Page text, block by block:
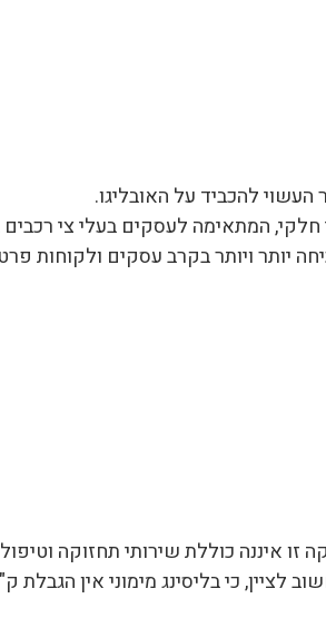
להכביד על האובליגו.
המתאימה לעסקים בעלי צי רכבים
יותר ויותר בקרב עסקים ולקוחות
איננה כוללת שירותי תחזוקה
כי בליסינג מימוני אין הגבלת